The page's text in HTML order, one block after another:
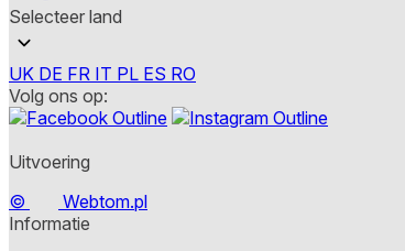
Selecteer land
UK DE FR IT PL ES RO
Volg ons op:
Uitvoering
©
Webtom.pl
Informatie